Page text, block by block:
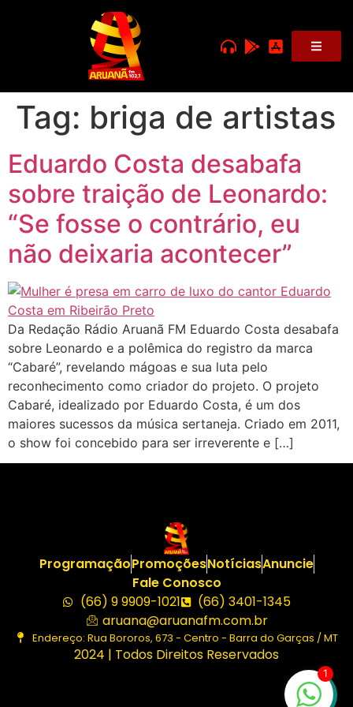
Tag: briga de artistas
Eduardo Costa desabafa
sobre traição de Leonardo:
“Se fosse o contrário, eu
não deixaria acontecer”
Da Redação Rádio Aruanã FM Eduardo Costa desabafa
sobre Leonardo e a polêmica do registro da marca
“Cabaré”, revelando mágoas e sua luta pelo
reconhecimento como criador do projeto. O projeto
Cabaré, idealizado por Eduardo Costa, é um dos
maiores sucessos da música sertaneja. Criado em 2011,
o show foi concebido para ser irreverente e […]
ProgramaçãoPromoçõesNotíciasAnuncie
Fale Conosco
(66) 9 9909-1021
(66) 3401-1345
aruana@aruanafm.com.br
Endereço: Rua Bororos, 673 - Centro - Barra do Garças / MT
2024 | Todos Direitos Reservados
1